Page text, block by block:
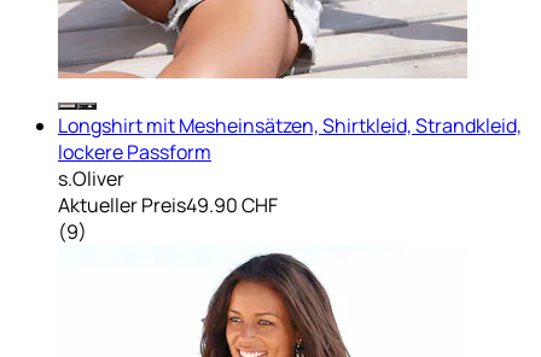
Longshirt mit Mesheinsätzen, Shirtkleid, Strandkleid,
lockere Passform
s.Oliver
Aktueller Preis49.90 CHF
(9)